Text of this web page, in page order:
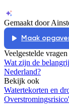
Gemaakt door
Maak
Veelgestelde vragen
Wat zijn de
Nederland?
Bekijk ook
Watertekorten en